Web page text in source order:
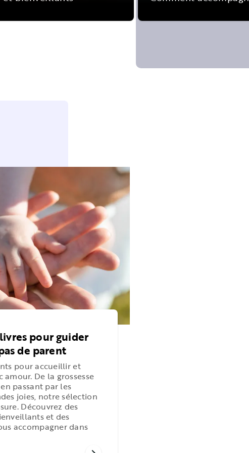
pour guider
de parent
pour accueillir et
amour. De la grossesse
passant par les
joies, notre sélection
Découvrez des
et des
accompagner dans